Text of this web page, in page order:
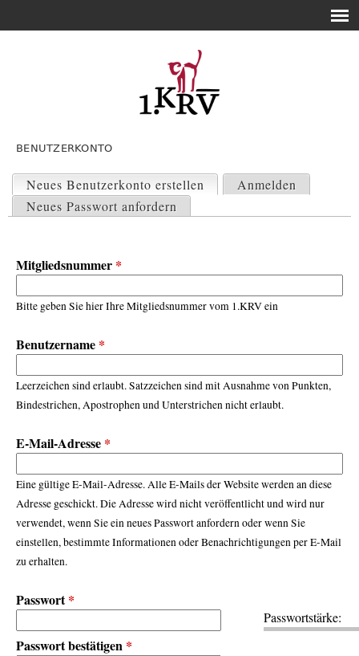
BENUTZERKONTO
u
p
R
e
e
r
Neues Benutzerkonto erstellen (aktiver Reiter)
Anmelden
Neues Passwort anfordern
Mitgliedsnummer *
Bitte geben Sie hier Ihre Mitgliedsnummer vom 1.KRV ein
Benutzername *
Leerzeichen sind erlaubt. Satzzeichen sind mit Ausnahme von Punkten,
Bindestrichen, Apostrophen und Unterstrichen nicht erlaubt.
E-Mail-Adresse *
Eine gültige E-Mail-Adresse. Alle E-Mails der Website werden an diese
Adresse geschickt. Die Adresse wird nicht veröffentlicht und wird nur
verwendet, wenn Sie ein neues Passwort anfordern oder wenn Sie
einstellen, bestimmte Informationen oder Benachrichtigungen per E-Mail
zu erhalten.
Passwortstärke:
Passwort*
Passwort bestätigen *